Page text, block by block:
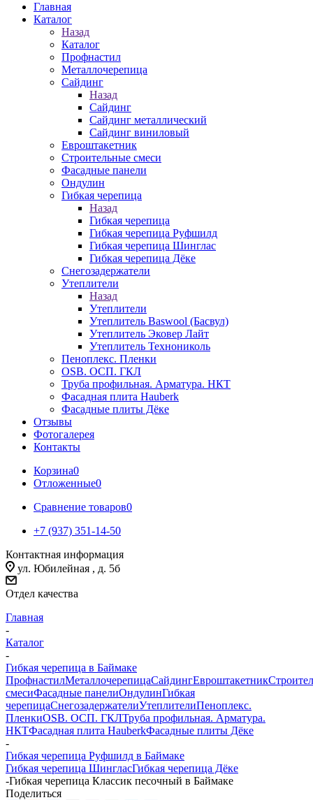
Главная
Каталог
Назад
Каталог
Профнастил
Металлочерепица
Сайдинг
Назад
Сайдинг
Сайдинг металлический
Сайдинг виниловый
Евроштакетник
Строительные смеси
Фасадные панели
Ондулин
Гибкая черепица
Назад
Гибкая черепица
Гибкая черепица Руфшилд
Гибкая черепица Шинглас
Гибкая черепица Дёке
Снегозадержатели
Утеплители
Назад
Утеплители
Утеплитель Baswool (Басвул)
Утеплитель Эковер Лайт
Утеплитель Технониколь
Пеноплекс. Пленки
OSB. ОСП. ГКЛ
Труба профильная. Арматура. НКТ
Фасадная плита Hauberk
Фасадные плиты Дёке
Отзывы
Фотогалерея
Контакты
Корзина0
Отложенные0
Сравнение товаров0
+7 (937) 351-14-50
Контактная информация
ул. Юбилейная , д. 5б
Отдел качества
Главная
-
Каталог
-
Гибкая черепица в Баймаке
ПрофнастилМеталлочерепицаСайдингЕвроштакетник
смесиФасадные панелиОндулинГибкая
черепицаСнегозадержателиУтеплителиПеноплекс.
ПленкиOSB. ОСП. ГКЛТруба профильная. Арматура.
НКТФасадная плита HauberkФасадные плиты Дёке
-
Гибкая черепица Руфшилд в Баймаке
Гибкая черепица ШингласГибкая черепица Дёке
-Гибкая черепица Классик песочный в Баймаке
Поделиться